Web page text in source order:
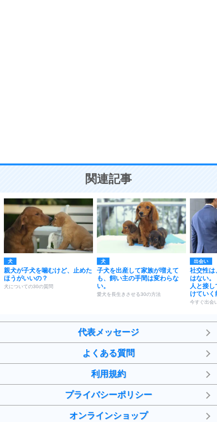
ことが大切。
関連記事
犬
親犬が子犬を噛むけど、止めた
ほうがいいの？
犬についての30の質問
犬
子犬を出産して家族が増えて
も、飼い主の手間は変わらな
い。
愛犬を長生きさせる30の方法
出会い
社交性は
はない。
人と接
けていく
今すぐ出会
代表メッセージ
よくある質問
利用規約
プライバシーポリシー
オンラインショップ